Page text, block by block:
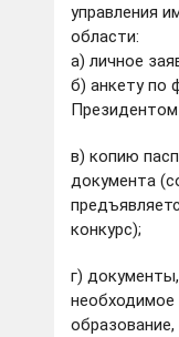
управления
области:
а) личное
б) анкету по
в) копию
документа
конкурс);
г)
необходимое